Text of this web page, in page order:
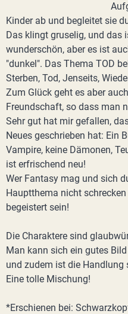
Kinder ab und begleitet sie
Das klingt gruselig, und das
wunderschön, aber es ist
"dunkel". Das Thema TOD
Sterben, Tod, Jenseits,
Zum Glück geht es aber
Freundschaft, so dass man
Sehr gut hat mir gefallen,
Neues geschrieben hat: Ein
Vampire, keine Dämonen,
ist erfrischend neu!
Wer Fantasy mag und sich
Hauptthema nicht
begeistert sein!
Die Charaktere sind
Man kann sich ein gutes
und zudem ist die
Eine tolle Mischung!
*Erschienen bei: